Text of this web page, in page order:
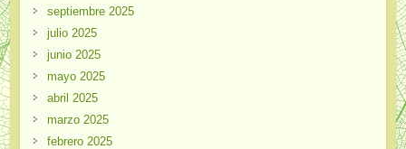
septiembre 2025
julio 2025
junio 2025
mayo 2025
abril 2025
marzo 2025
febrero 2025